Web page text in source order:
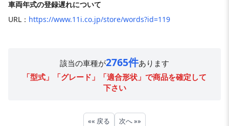
車両年式の登録遅れについて
URL： https://www.11i.co.jp/store/words?id=119
該当の車種が2765件あります
「型式」「グレード」「適合形状」で商品を確定して
下さい
«« 戻る 次へ »»